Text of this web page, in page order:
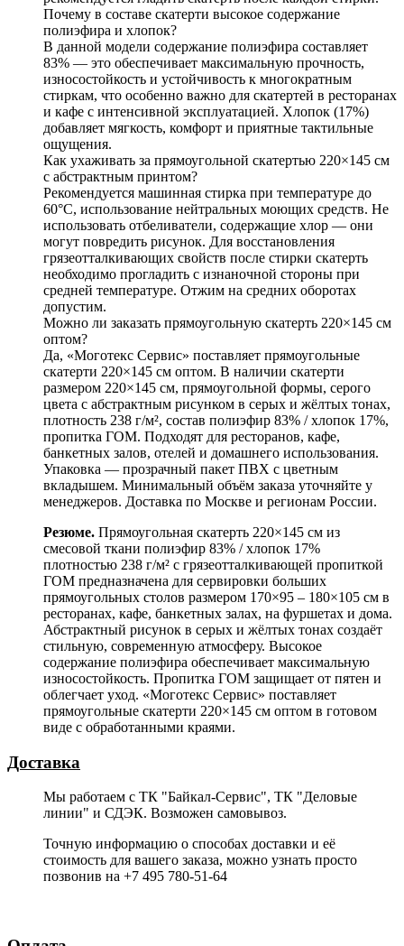
Почему в составе скатерти высокое содержание
полиэфира и хлопок?
В данной модели содержание полиэфира составляет
83% — это обеспечивает максимальную прочность,
износостойкость и устойчивость к многократным
стиркам, что особенно важно для скатертей в ресторанах
и кафе с интенсивной эксплуатацией. Хлопок (17%)
добавляет мягкость, комфорт и приятные тактильные
ощущения.
Как ухаживать за прямоугольной скатертью 220×145 см
с абстрактным принтом?
Рекомендуется машинная стирка при температуре до
60°C, использование нейтральных моющих средств. Не
использовать отбеливатели, содержащие хлор — они
могут повредить рисунок. Для восстановления
грязеотталкивающих свойств после стирки скатерть
необходимо прогладить с изнаночной стороны при
средней температуре. Отжим на средних оборотах
допустим.
Можно ли заказать прямоугольную скатерть 220×145 см
оптом?
Да, «Моготекс Сервис» поставляет прямоугольные
скатерти 220×145 см оптом. В наличии скатерти
размером 220×145 см, прямоугольной формы, серого
цвета с абстрактным рисунком в серых и жёлтых тонах,
плотность 238 г/м², состав полиэфир 83% / хлопок 17%,
пропитка ГОМ. Подходят для ресторанов, кафе,
банкетных залов, отелей и домашнего использования.
Упаковка — прозрачный пакет ПВХ с цветным
вкладышем. Минимальный объём заказа уточняйте у
менеджеров. Доставка по Москве и регионам России.
Резюме. Прямоугольная скатерть 220×145 см из
смесовой ткани полиэфир 83% / хлопок 17%
плотностью 238 г/м² с грязеотталкивающей пропиткой
ГОМ предназначена для сервировки больших
прямоугольных столов размером 170×95 – 180×105 см в
ресторанах, кафе, банкетных залах, на фуршетах и дома.
Абстрактный рисунок в серых и жёлтых тонах создаёт
стильную, современную атмосферу. Высокое
содержание полиэфира обеспечивает максимальную
износостойкость. Пропитка ГОМ защищает от пятен и
облегчает уход. «Моготекс Сервис» поставляет
прямоугольные скатерти 220×145 см оптом в готовом
виде с обработанными краями.
Доставка
Мы работаем с ТК "Байкал-Сервис", ТК "Деловые
линии" и СДЭК. Возможен самовывоз.
Точную информацию о способах доставки и её
стоимость для вашего заказа, можно узнать просто
позвонив на +7 495 780-51-64